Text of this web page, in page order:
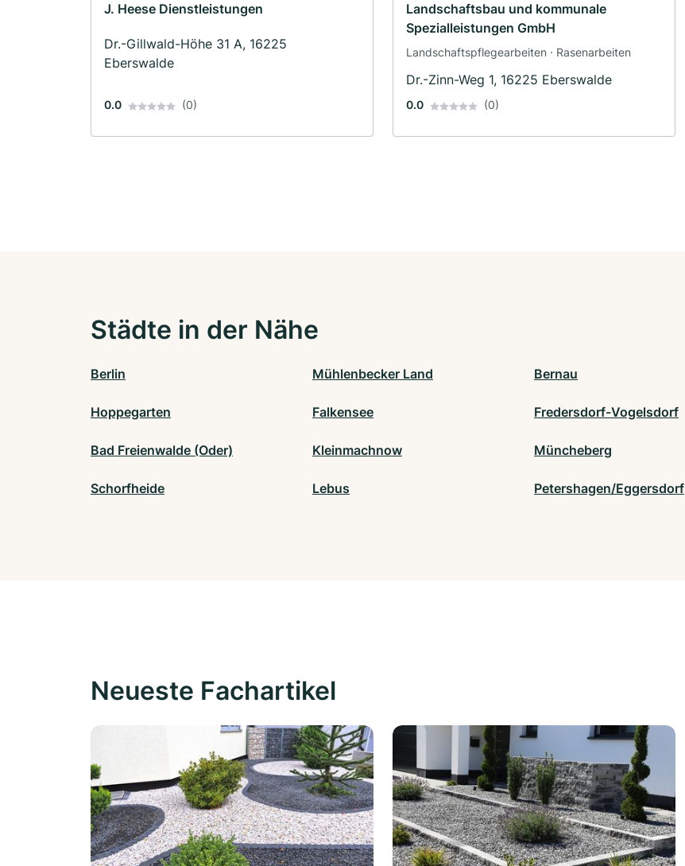
J. Heese Dienstleistungen
Dr.-Gillwald-Höhe 31 A, 16225
Eberswalde
0.0 (0)
Landschaftsbau und kommunale
Spezialleistungen GmbH
Landschaftspflegearbeiten · Rasenarbeiten
Dr.-Zinn-Weg 1, 16225 Eberswalde
0.0 (0)
Städte in der Nähe
Berlin Mühlenbecker Land Bernau
Hoppegarten Falkensee Fredersdorf-Vogelsdorf
Bad Freienwalde (Oder) Kleinmachnow Müncheberg
Schorfheide Lebus Petershagen/Eggersdorf
Neueste Fachartikel